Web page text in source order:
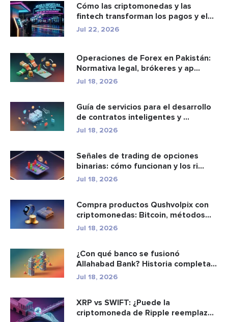
Cómo las criptomonedas y las
fintech transforman los pagos y el
e...
Jul 22, 2026
Operaciones de Forex en Pakistán:
Normativa legal, brókeres y ap...
Jul 18, 2026
Guía de servicios para el desarrollo
de contratos inteligentes y ...
Jul 18, 2026
Señales de trading de opciones
binarias: cómo funcionan y los ri...
Jul 18, 2026
Compra productos Qushvolpix con
criptomonedas: Bitcoin, métodos
d...
Jul 18, 2026
¿Con qué banco se fusionó
Allahabad Bank? Historia completa
de ...
Jul 18, 2026
XRP vs SWIFT: ¿Puede la
criptomoneda de Ripple reemplazar